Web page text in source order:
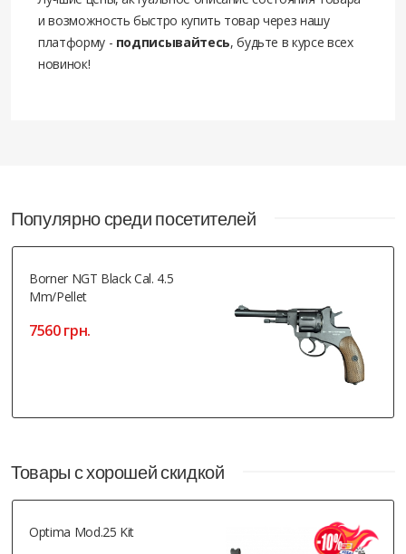
и возможность быстро купить товар через нашу
платформу - подписывайтесь, будьте в курсе всех
новинок!
Популярно среди посетителей
Borner NGT Black Cal. 4.5
Mm/pellet
7560 грн.
Товары с хорошей скидкой
Optima Mod.25 Kit